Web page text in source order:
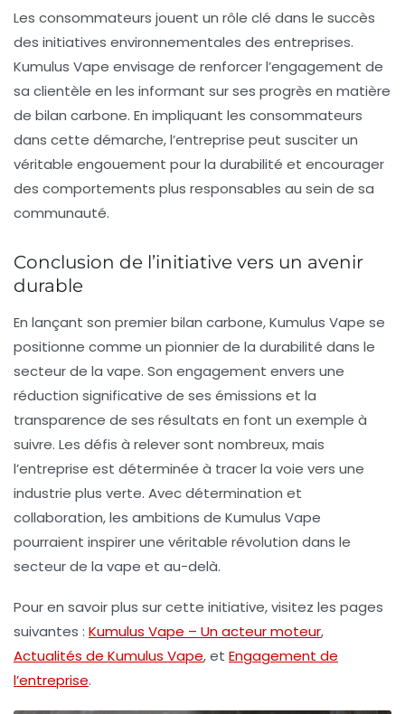
Les consommateurs jouent un rôle clé dans le succès
des initiatives environnementales des entreprises.
Kumulus Vape envisage de renforcer l’engagement de
sa clientèle en les informant sur ses progrès en matière
de bilan carbone. En impliquant les consommateurs
dans cette démarche, l’entreprise peut susciter un
véritable engouement pour la durabilité et encourager
des comportements plus responsables au sein de sa
communauté.
Conclusion de l’initiative vers un avenir
durable
En lançant son premier bilan carbone, Kumulus Vape se
positionne comme un pionnier de la durabilité dans le
secteur de la vape. Son engagement envers une
réduction significative de ses émissions et la
transparence de ses résultats en font un exemple à
suivre. Les défis à relever sont nombreux, mais
l’entreprise est déterminée à tracer la voie vers une
industrie plus verte. Avec détermination et
collaboration, les ambitions de Kumulus Vape
pourraient inspirer une véritable révolution dans le
secteur de la vape et au-delà.
Pour en savoir plus sur cette initiative, visitez les pages
suivantes : Kumulus Vape – Un acteur moteur,
Actualités de Kumulus Vape, et Engagement de
l’entreprise.